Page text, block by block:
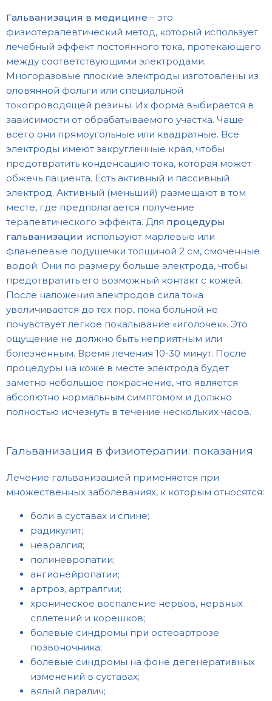
Гальванизация в медицине – это
физиотерапевтический метод, который использует
лечебный эффект постоянного тока, протекающего
между соответствующими электродами.
Многоразовые плоские электроды изготовлены из
оловянной фольги или специальной
токопроводящей резины. Их форма выбирается в
зависимости от обрабатываемого участка. Чаще
всего они прямоугольные или квадратные. Все
электроды имеют закругленные края, чтобы
предотвратить конденсацию тока, которая может
обжечь пациента. Есть активный и пассивный
электрод. Активный (меньший) размещают в том
месте, где предполагается получение
терапевтического эффекта. Для процедуры
гальванизации используют марлевые или
фланелевые подушечки толщиной 2 см, смоченные
водой. Они по размеру больше электрода, чтобы
предотвратить его возможный контакт с кожей.
После наложения электродов сила тока
увеличивается до тех пор, пока больной не
почувствует легкое покалывание «иголочек». Это
ощущение не должно быть неприятным или
болезненным. Время лечения 10-30 минут. После
процедуры на коже в месте электрода будет
заметно небольшое покраснение, что является
абсолютно нормальным симптомом и должно
полностью исчезнуть в течение нескольких часов.
Гальванизация в физиотерапии: показания
Лечение гальванизацией применяется при
множественных заболеваниях, к которым относятся:
боли в суставах и спине;
радикулит;
невралгия;
полиневропатии;
ангионейропатии;
артроз, артралгии;
хроническое воспаление нервов, нервных
сплетений и корешков;
болевые синдромы при остеоартрозе
позвоночника;
болевые синдромы на фоне дегенеративных
изменений в суставах;
вялый паралич;